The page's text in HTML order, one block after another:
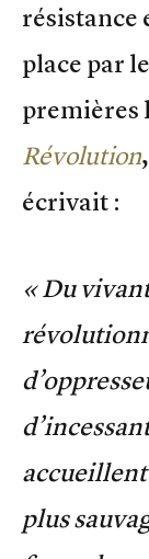
résistance
place par
premières
Révolution
écrivait :
« Du
plus